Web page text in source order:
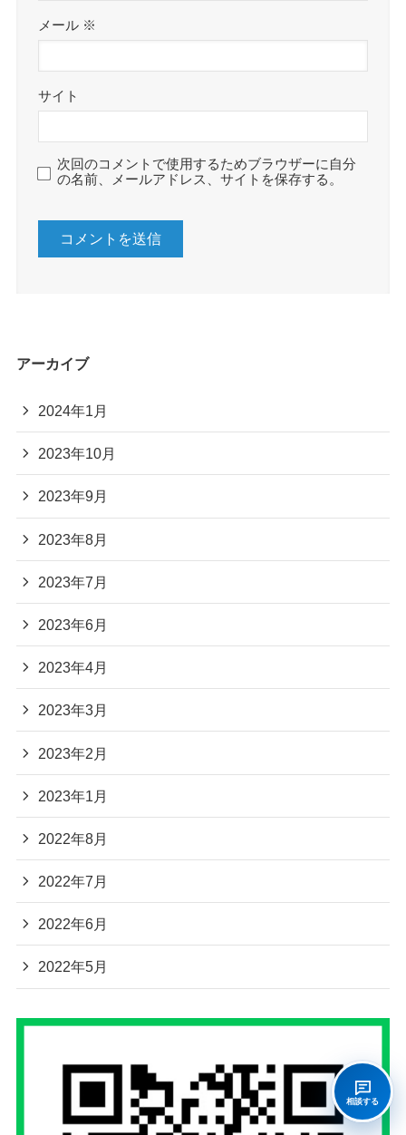
メール ※
サイト
次回のコメントで使用するためブラウザーに自分
の名前、メールアドレス、サイトを保存する。
アーカイブ
2024年1月
2023年10月
2023年9月
2023年8月
2023年7月
2023年6月
2023年4月
2023年3月
2023年2月
2023年1月
2022年8月
2022年7月
2022年6月
2022年5月
相談する